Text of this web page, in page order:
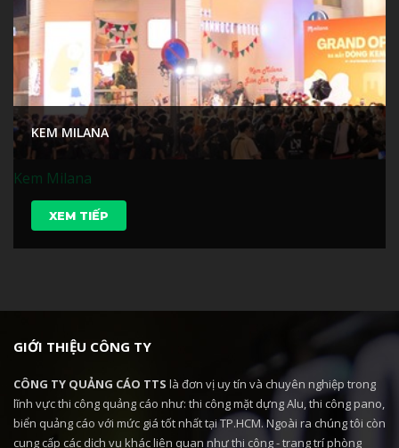
KEM MILANA
XEM TIẾP
Kem Milana
GIỚI THIỆU CÔNG TY
CÔNG TY QUẢNG CÁO TTS là đơn vị uy tín và chuyên nghiệp trong
lĩnh vực thi công quảng cáo như: thi công mặt dựng Alu, thi công pano,
biển quảng cáo với mức giá tốt nhất tại TP.HCM. Ngoài ra chúng tôi còn
cung cấp các dịch vụ khác liên quan như thi công - trang trí phòng